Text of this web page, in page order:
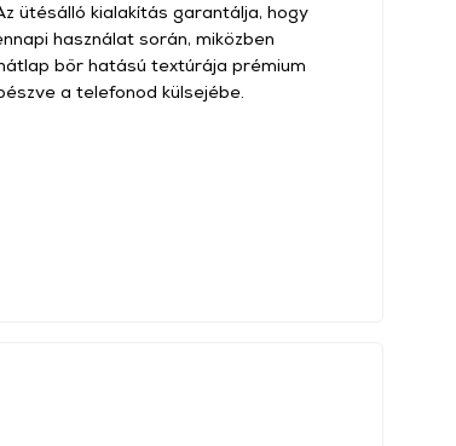
ütésálló kialakítás garantálja, hogy
használat során, miközben
bőr hatású textúrája prémium
a telefonod külsejébe.